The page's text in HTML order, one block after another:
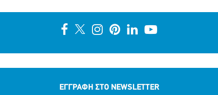
ΕΓΓΡΑΦΗ ΣΤΟ NEWSLETTER